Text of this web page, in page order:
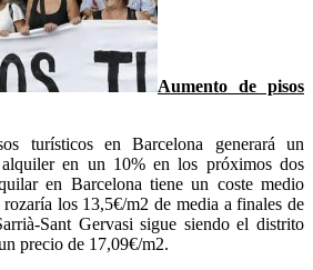
Aumento de pisos
turísticos en Barcelona generará un
en un 10% en los próximos dos
en Barcelona tiene un coste medio
los 13,5€/m2 de media a finales de
Sant Gervasi sigue siendo el distrito
precio de 17,09€/m2.